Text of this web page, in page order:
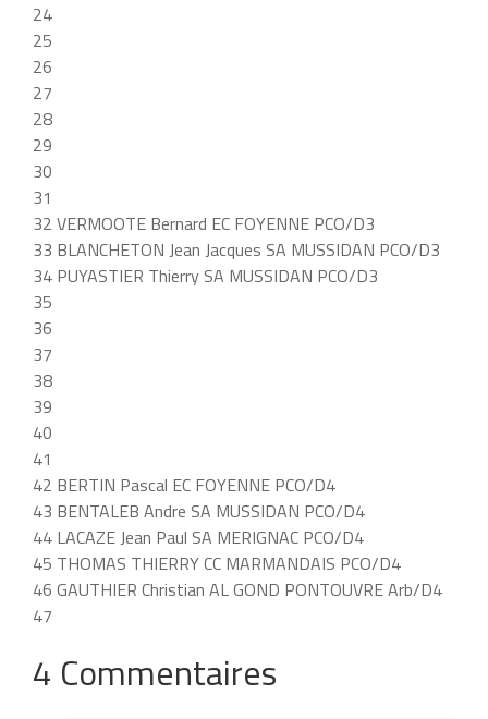
24
25
26
27
28
29
30
31
32 VERMOOTE Bernard EC FOYENNE PCO/D3
33 BLANCHETON Jean Jacques SA MUSSIDAN PCO/D3
34 PUYASTIER Thierry SA MUSSIDAN PCO/D3
35
36
37
38
39
40
41
42 BERTIN Pascal EC FOYENNE PCO/D4
43 BENTALEB Andre SA MUSSIDAN PCO/D4
44 LACAZE Jean Paul SA MERIGNAC PCO/D4
45 THOMAS THIERRY CC MARMANDAIS PCO/D4
46 GAUTHIER Christian AL GOND PONTOUVRE Arb/D4
47
4 Commentaires